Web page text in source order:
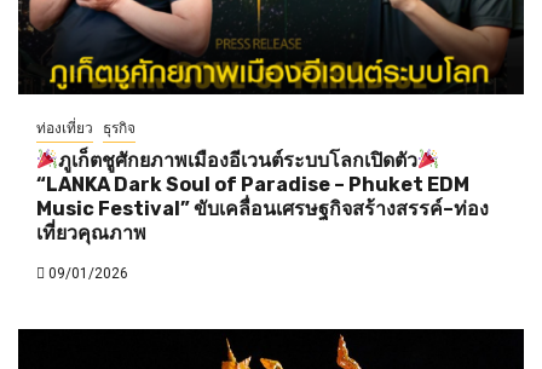
ท่องเที่ยว ธุรกิจ
ภูเก็ตชูศักยภาพเมืองอีเวนต์ระบบโลกเปิดตัว
“LANKA Dark Soul of Paradise – Phuket EDM
Music Festival” ขับเคลื่อนเศรษฐกิจสร้างสรรค์–ท่อง
เที่ยวคุณภาพ
09/01/2026